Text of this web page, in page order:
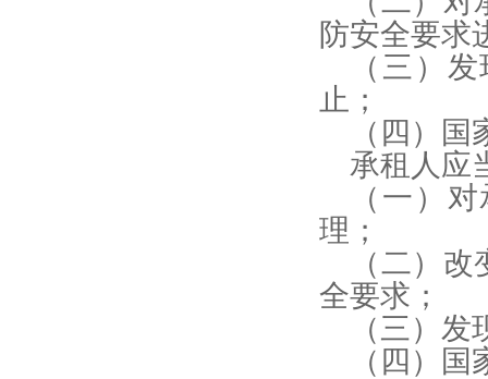
防安全要求
（三）
止；
（四）
承租人应
（一）
理；
（二）
全要求；
（三）
（四）